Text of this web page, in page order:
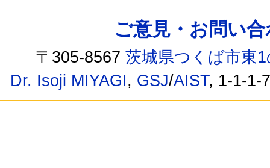
ご意見・お問い
〒305-8567茨城県つくば市東
Dr. Isoji MIYAGI, GSJ/AIST, 1-1-1-